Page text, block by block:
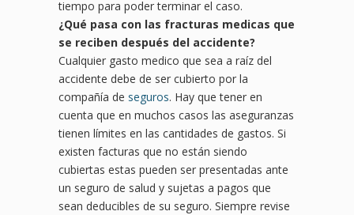
tiempo para poder terminar el caso.
¿Qué pasa con las fracturas medicas que
se reciben después del accidente?
Cualquier gasto medico que sea a raíz del
accidente debe de ser cubierto por la
compañía de seguros. Hay que tener en
cuenta que en muchos casos las aseguranzas
tienen límites en las cantidades de gastos. Si
existen facturas que no están siendo
cubiertas estas pueden ser presentadas ante
un seguro de salud y sujetas a pagos que
sean deducibles de su seguro. Siempre revise